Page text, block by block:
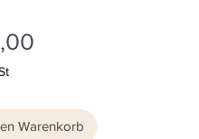
Warenkorb